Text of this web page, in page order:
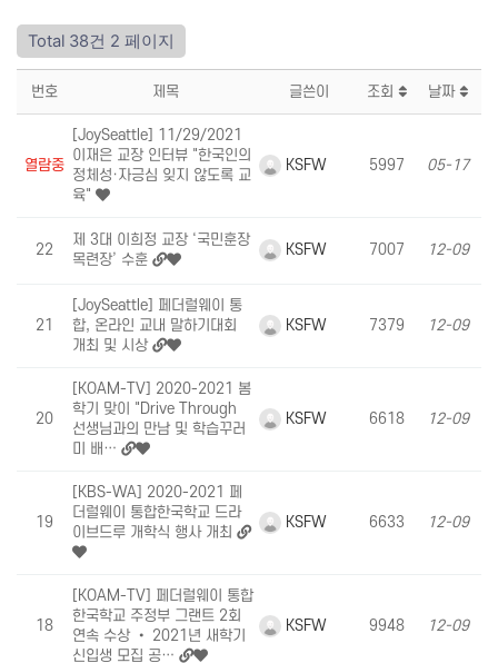
Total 38건 2 페이지
번호 제목 글쓴이 조회 날짜
열람중
[JoySeattle] 11/29/2021
이재은 교장 인터뷰 "한국인의
정체성·자긍심 잊지 않도록 교
육"
KSFW 5997 05-17
22
제 3대 이희정 교장 ‘국민훈장
목련장’ 수훈
KSFW 7007 12-09
21
[JoySeattle] 페더럴웨이 통
합, 온라인 교내 말하기대회
개최 및 시상
KSFW 7379 12-09
20
[KOAM-TV] 2020-2021 봄
학기 맞이 "Drive Through
선생님과의 만남 및 학습꾸러
미 배…
KSFW 6618 12-09
19
[KBS-WA] 2020-2021 페
더럴웨이 통합한국학교 드라
이브드루 개학식 행사 개최
KSFW 6633 12-09
18
[KOAM-TV] 페더럴웨이 통합
한국학교 주정부 그랜트 2회
연속 수상 • 2021년 새학기
신입생 모집 공…
KSFW 9948 12-09